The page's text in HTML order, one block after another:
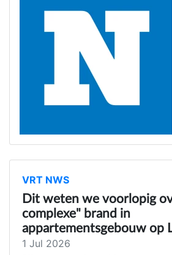
VRT NWS
Dit weten we voorlopig
complexe" brand in
appartementsgebouw op
1 Jul 2026